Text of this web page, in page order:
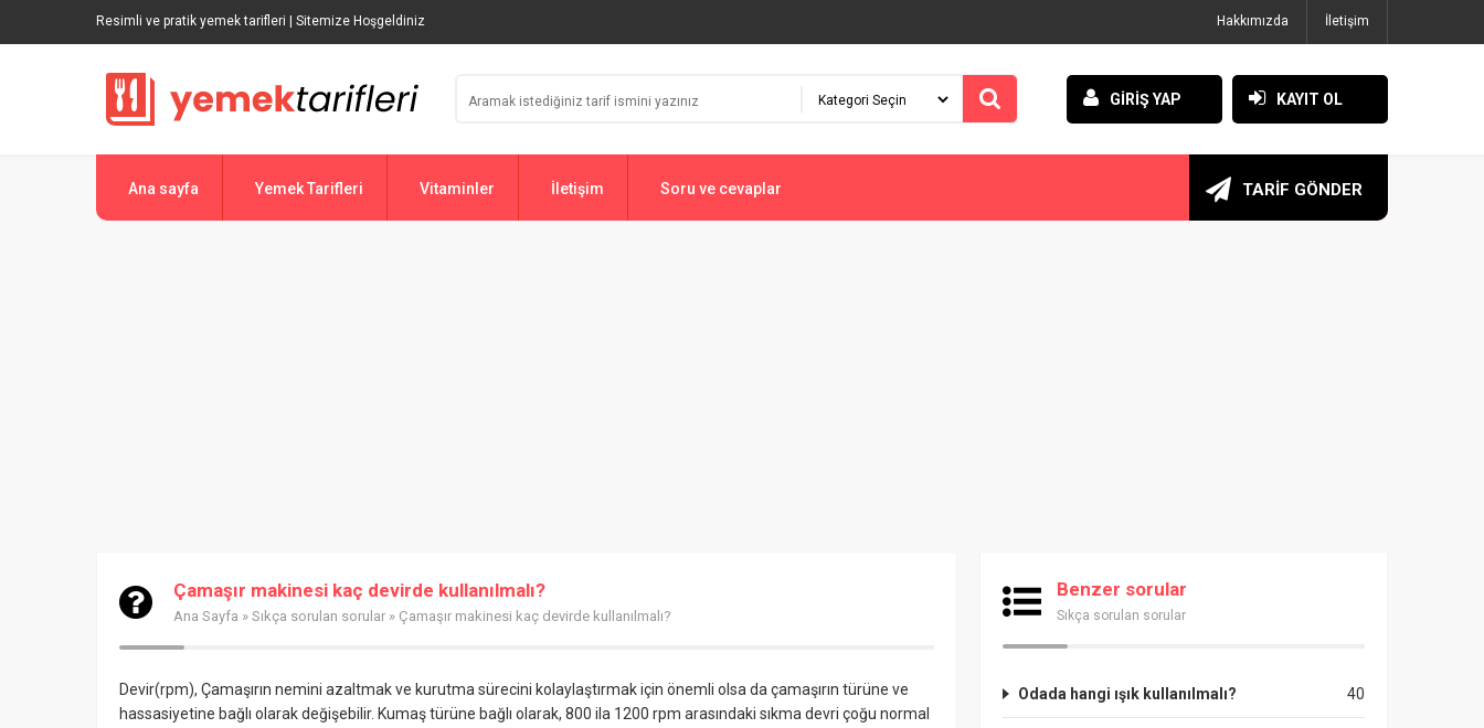
Resimli ve pratik yemek tarifleri | Sitemize Hoşgeldiniz Hakkımızda İletişim
GİRİŞ YAP KAYIT OL
Ana sayfa Yemek Tarifleri Vitaminler İletişim Soru ve cevaplar TARİF GÖNDER
Çamaşır makinesi kaç devirde kullanılmalı?
Ana Sayfa » Sıkça sorulan sorular » Çamaşır makinesi kaç devirde kullanılmalı?
Devir(rpm), Çamaşırın nemini azaltmak ve kurutma sürecini kolaylaştırmak için önemli olsa da çamaşırın türüne ve
hassasiyetine bağlı olarak değişebilir. Kumaş türüne bağlı olarak, 800 ila 1200 rpm arasındaki sıkma devri çoğu normal
Benzer sorular
Sıkça sorulan sorular
40
Odada hangi ışık kullanılmalı?